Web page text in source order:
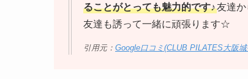
ることがとっても魅力的です♪友達
友達も誘って一緒に頑張ります☆
引用元： Google口コミ(CLUB PILATES大阪